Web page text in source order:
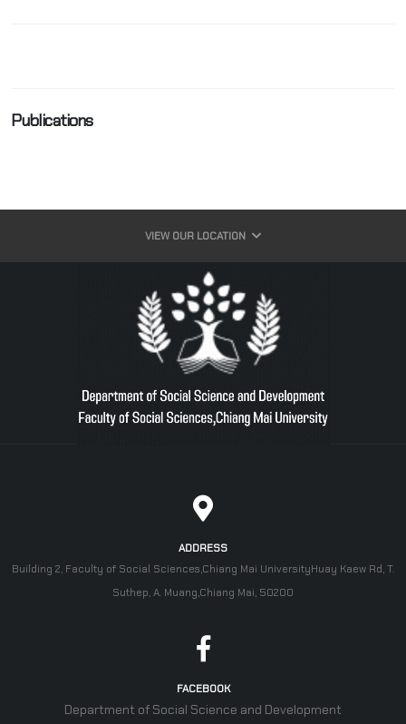
Publications
VIEW OUR LOCATION
ADDRESS
Building 2, Faculty of Social Sciences,Chiang Mai UniversityHuay Kaew Rd, T.
Suthep, A. Muang,Chiang Mai, 50200
FACEBOOK
Department of Social Science and Development